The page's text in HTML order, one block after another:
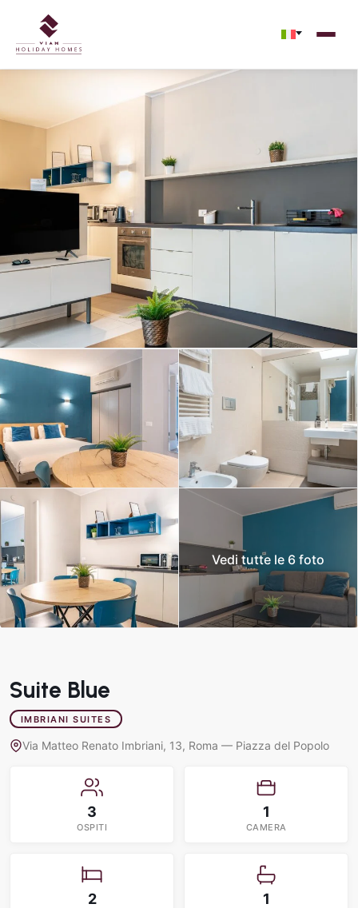
Vedi tutte le 6 foto
Suite Blue
IMBRIANI SUITES
Via Matteo Renato Imbriani, 13, Roma — Piazza del Popolo
3
OSPITI
1
CAMERA
2 1